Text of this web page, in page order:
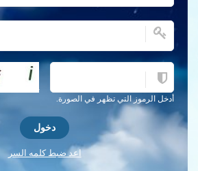
أدخل الرموز التي تظهر في الصورة.
احصل على
اعد ضبط كلمه السر